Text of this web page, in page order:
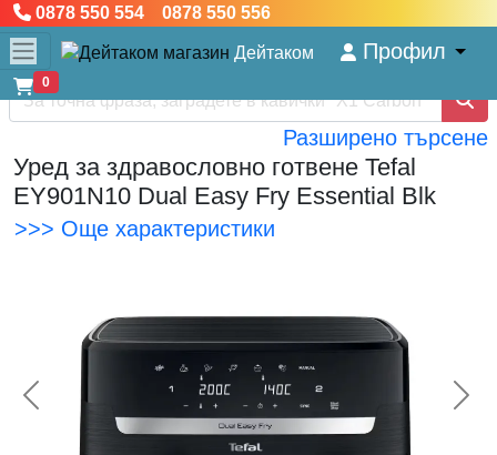
0878 550 554 0878 550 556
Дейтаком Профил
0
Разширено търсене
Уред за здравословно готвене Tefal
EY901N10 Dual Easy Fry Essential Blk
>>> Още характеристики
<< Предишна